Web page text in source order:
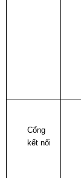
Cổng
kết nối